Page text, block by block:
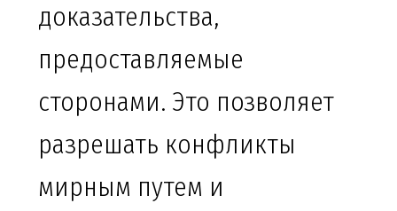
доказательства,
предоставляемые
сторонами. Это позволяет
разрешать конфликты
мирным путем и